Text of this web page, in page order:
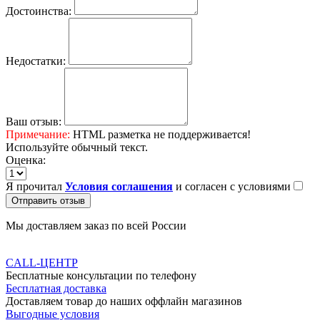
Достоинства:
Недостатки:
Ваш отзыв:
Примечание: HTML разметка не поддерживается!
Используйте обычный текст.
Оценка:
Я прочитал Условия соглашения и согласен с условиями
Отправить отзыв
Мы доставляем заказ по всей России
CALL-ЦЕНТР
Бесплатные консультации по телефону
Бесплатная доставка
Доставляем товар до наших оффлайн магазинов
Выгодные условия